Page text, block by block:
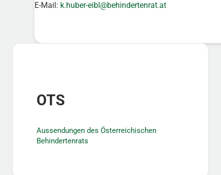
E-Mail: k.huber-eibl@behindertenrat.at
Sidebar
OTS
Aussendungen des Österreichischen
Behindertenrats